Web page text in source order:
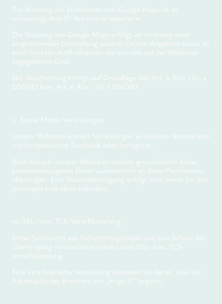
Zur Nutzung der Funktionen von Google Maps ist es
notwendig, Ihre IP-Adresse zu speichern.
Die Nutzung von Google Maps erfolgt im Interesse einer
ansprechenden Darstellung unserer Online-Angebote sowie an
einer leichten Auffindbarkeit der von uns auf der Webseite
angegebenen Orte.
Die Verarbeitung erfolgt auf Grundlage von Art. 6 Abs. 1 lit. a
DSGVO bzw. Art. 6 Abs. 1 lit. f DSGVO.
9. Social Media Verlinkungen
Unsere Webseite enthält Verlinkungen zu sozialen Netzwerken
wie beispielsweise Facebook oder Instagram.
Beim Besuch unserer Webseite werden grundsätzlich keine
personenbezogenen Daten automatisch an diese Plattformen
übertragen. Eine Datenübertragung erfolgt erst, wenn Sie den
jeweiligen Link aktiv anklicken.
10. SSL- bzw. TLS-Verschlüsselung
Diese Seite nutzt aus Sicherheitsgründen und zum Schutz der
Übertragung vertraulicher Inhalte eine SSL- bzw. TLS-
Verschlüsselung.
Eine verschlüsselte Verbindung erkennen Sie daran, dass die
Adresszeile des Browsers mit „https://“ beginnt.